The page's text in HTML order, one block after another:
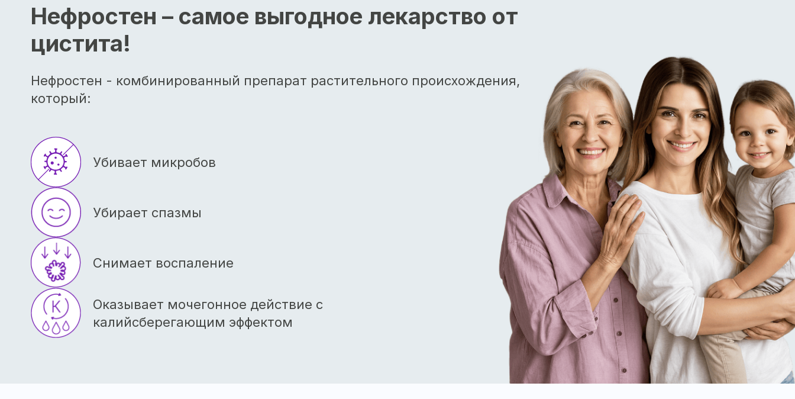
Нефростен – самое выгодное лекарство от
цистита!
Нефростен - комбинированный препарат растительного происхождения,
который:
Убивает микробов
Убирает спазмы
Снимает воспаление
Оказывает мочегонное действие с
калийсберегающим эффектом